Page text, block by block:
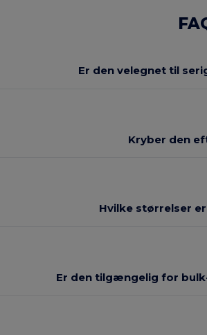
Er den velegnet til
Kryber den
Hvilke størrelser
Er den tilgængelig for